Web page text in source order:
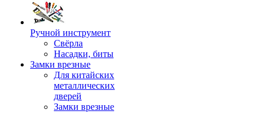
Ручной инструмент
Свёрла
Насадки, биты
Замки врезные
Для китайских
металлических
дверей
Замки врезные